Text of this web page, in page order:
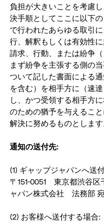
負担が大きいことを考慮
決手順としてここに以下
で行われたあらゆる取引
行、解釈もしくは有効性
請求、行動、または紛争
まず紛争を主張する側の
ついて記した書面による
を含む）を相手方に（速
し、かつ受領する相手方
のための猶予を与えるこ
解決に努めるものとします
通知の送付先:
(1) ギャップジャパンへ送
〒151-0051 東京都渋谷
ャパン株式会社 法務部
(2) お客様へ送付する場合: